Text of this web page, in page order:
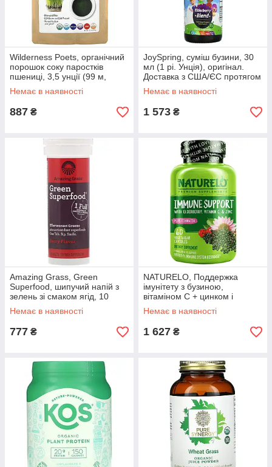
Wilderness Poets, органічний
порошок соку паростків
пшениці, 3,5 унції (99 м,
оригінал. Доставка з США/ЄС
протягом 14 днів
Немає в наявності
887 ₴
JoySpring, суміш бузини, 30
мл (1 рі. Унція), оригінал.
Доставка з США/ЄС протягом
14 днів
Немає в наявності
1 573 ₴
Amazing Grass, Green
Superfood, шипучий напій з
зелень зі смаком ягід, 10
таблеток, оригінал. Доставка
з США/ЄС протягом 14 днів
Немає в наявності
777 ₴
NATURELO, Поддержка
імунітету з бузиною,
вітаміном C + цинком і
ехінацеєю, 60
вегетаріанських капсул,
оригінал. Доставка з США/ЄС
Немає в наявності
1 627 ₴